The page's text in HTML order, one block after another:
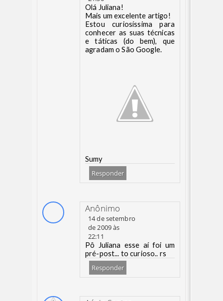
Olá Juliana!
Mais um excelente artigo!
Estou curiosíssima para
conhecer as suas técnicas
e táticas (do bem), que
agradam o São Google.
Sumy
Responder
Anônimo
14 de setembro
de 2009 às
22:11
Pô Juliana esse aí foi um
pré-post... to curioso.. rs
Responder